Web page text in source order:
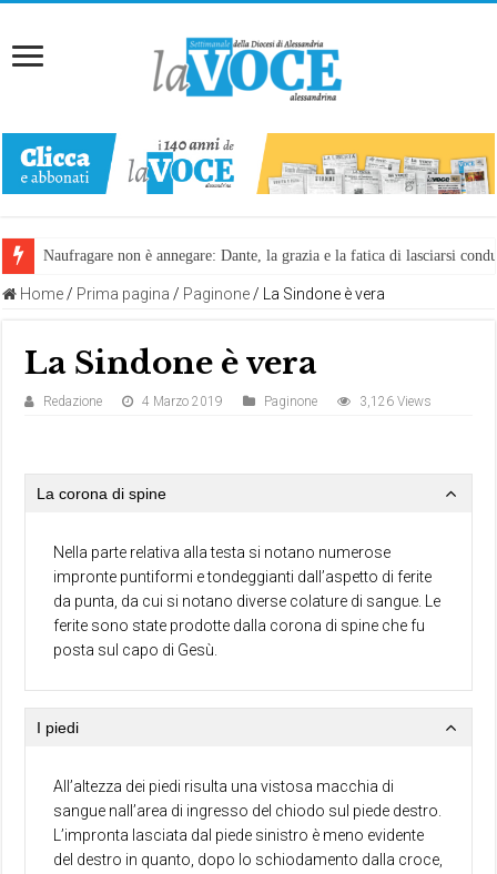
Naufragare non è annegare: Dante, la grazia e la fatica di lasciarsi
Home / Prima pagina / Paginone / La Sindone è vera
La Sindone è vera
Redazione 4 Marzo 2019 Paginone 3,126 Views
La corona di spine
Nella parte relativa alla testa si notano numerose
impronte puntiformi e tondeggianti dall’aspetto di ferite
da punta, da cui si notano diverse colature di sangue. Le
ferite sono state prodotte dalla corona di spine che fu
posta sul capo di Gesù.
I piedi
All’altezza dei piedi risulta una vistosa macchia di
sangue nall’area di ingresso del chiodo sul piede destro.
L’impronta lasciata dal piede sinistro è meno evidente
del destro in quanto, dopo lo schiodamento dalla croce,